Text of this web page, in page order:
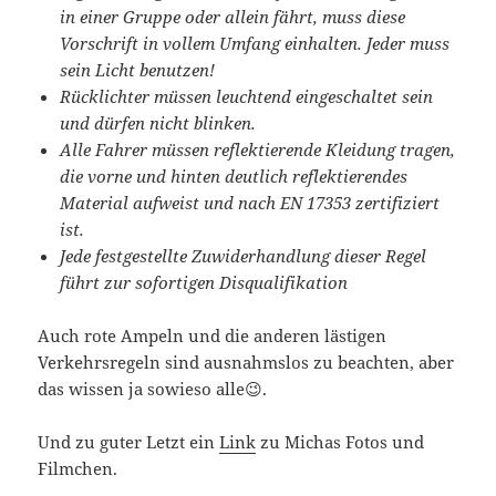
in einer Gruppe oder allein fährt, muss diese
Vorschrift in vollem Umfang einhalten. Jeder muss
sein Licht benutzen!
Rücklichter müssen leuchtend eingeschaltet sein
und dürfen nicht blinken.
Alle Fahrer müssen reflektierende Kleidung tragen,
die vorne und hinten deutlich reflektierendes
Material aufweist und nach EN 17353 zertifiziert
ist.
Jede festgestellte Zuwiderhandlung dieser Regel
führt zur sofortigen Disqualifikation
Auch rote Ampeln und die anderen lästigen
Verkehrsregeln sind ausnahmslos zu beachten, aber
das wissen ja sowieso alle😉.
Und zu guter Letzt einLink zu Michas Fotos und
Filmchen.